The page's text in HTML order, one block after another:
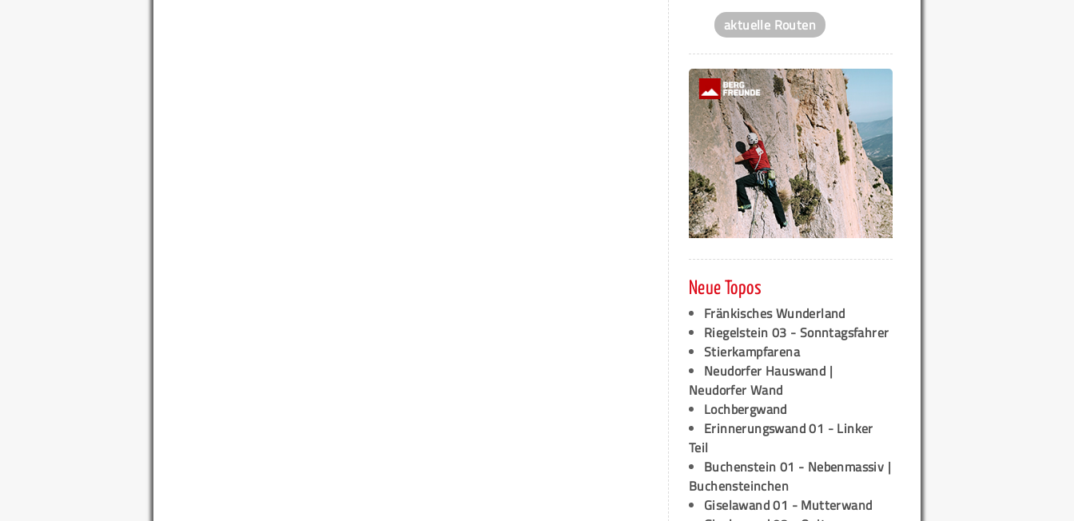
aktuelle Routen
Neue Topos
Fränkisches Wunderland
Riegelstein 03 - Sonntagsfahrer
Stierkampfarena
Neudorfer Hauswand |
Neudorfer Wand
Lochbergwand
Erinnerungswand 01 - Linker
Teil
Buchenstein 01 - Nebenmassiv |
Buchensteinchen
Giselawand 01 - Mutterwand